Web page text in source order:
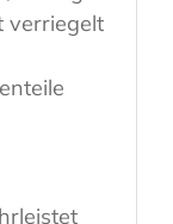
verriegelt